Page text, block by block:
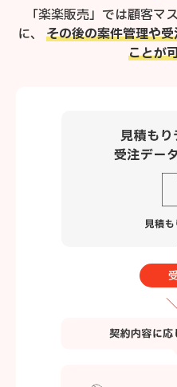
「楽楽販売」では顧客マ
に、
その後の案件管理や
ことが